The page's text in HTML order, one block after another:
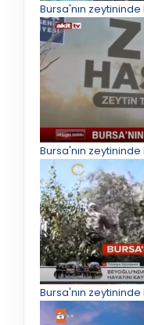
Bursa'nın
Bursa'nın
Bursa'nın